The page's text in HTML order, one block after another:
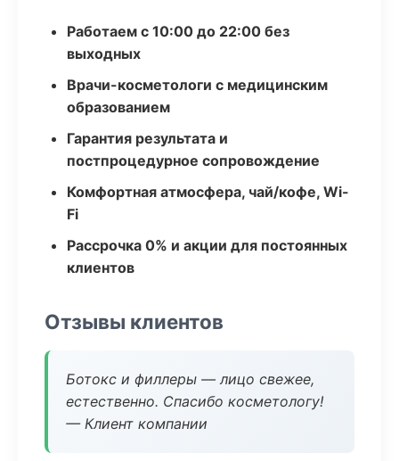
Работаем с 10:00 до 22:00 без
выходных
Врачи-косметологи с медицинским
образованием
Гарантия результата и
постпроцедурное сопровождение
Комфортная атмосфера, чай/кофе, Wi-
Fi
Рассрочка 0% и акции для постоянных
клиентов
Отзывы клиентов
Ботокс и филлеры — лицо свежее,
естественно. Спасибо косметологу!
— Клиент компании